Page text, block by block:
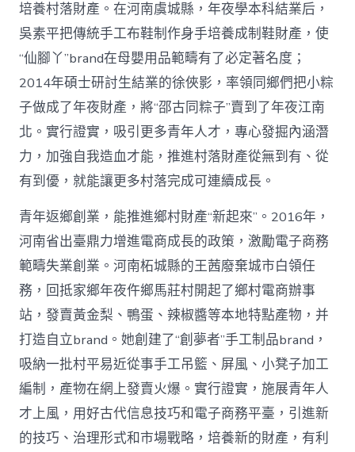
培養村落財產。在河南虞城縣，年夜學本科結業后，
吳素平把傳統手工布鞋制作身手培養成制鞋財產，使
“仙腳丫”brand在母嬰用品範疇有了必定著名度；
2014年碩士研討生結業的徐俠影，率領同鄉們把小粽
子做成了年夜財產，將“邵古同粽子”賣到了年夜江南
北。實行證實，吸引更多青年人才，專心發掘內涵潛
力，加強自我造血才能，推進村落財產從無到有、從
有到優，就能讓更多村落完成可連續成長。
青年返鄉創業，能推進鄉村財產“新起來”。2016年，
河南省出臺鼎力增進電商成長的政策，激勵電子商務
範疇失業創業。河南柘城縣的王茜廢棄城市白領任
務，回抵家鄉年夜仵鄉馬莊村開起了鄉村電商辦事
站，發賣黃金梨、鴨蛋、辣椒醬等本地特點產物，并
打造自立brand。她創建了“創夢者”手工制品brand，
吸納一批村平易近從事手工吊籃、屏風、小凳子加工
編制，產物在網上發賣火爆。實行證實，施展青年人
才上風，用好古代信息技巧和電子商務平臺，引進新
的技巧、治理形式和市場戰略，培養新的財產，有利